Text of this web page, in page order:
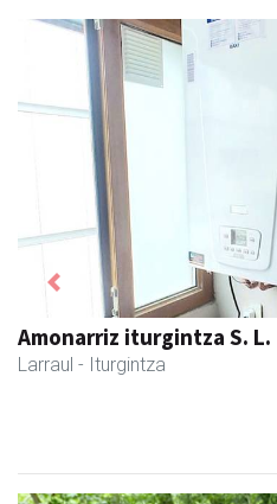
Ormazabal garraioak
Asteasu - Garraioak
Previous